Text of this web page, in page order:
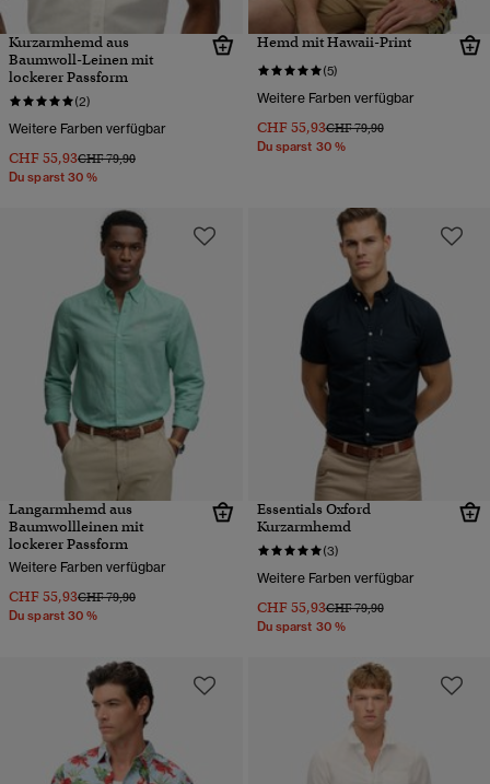
Kurzarmhemd aus
Baumwoll-Leinen mit
lockerer Passform
(2)
Weitere Farben verfügbar
CHF 55,93Preis wurde reduziert von
CHF 79,90bis
Du sparst 30 %
Hemd mit Hawaii-Print
(5)
Weitere Farben verfügbar
CHF 55,93Preis wurde reduziert von
CHF 79,90bis
Du sparst 30 %
Langarmhemd aus
Baumwollleinen mit
lockerer Passform
Weitere Farben verfügbar
CHF 55,93Preis wurde reduziert von
CHF 79,90bis
Du sparst 30 %
Essentials Oxford
Kurzarmhemd
(3)
Weitere Farben verfügbar
CHF 55,93Preis wurde reduziert von
CHF 79,90bis
Du sparst 30 %